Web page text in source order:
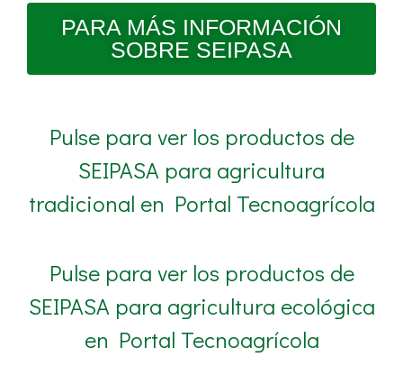
PARA MÁS INFORMACIÓN
SOBRE SEIPASA
Pulse para ver los productos de
SEIPASA para agricultura
tradicional en Portal Tecnoagrícola
Pulse para ver los productos de
SEIPASA para agricultura ecológica
en Portal Tecnoagrícola